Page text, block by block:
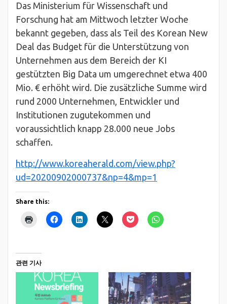
Das Ministerium für Wissenschaft und
Forschung hat am Mittwoch letzter Woche
bekannt gegeben, dass als Teil des Korean New
Deal das Budget für die Unterstützung von
Unternehmen aus dem Bereich der KI
gestützten Big Data um umgerechnet etwa 400
Mio. € erhöht wird. Die zusätzliche Summe wird
rund 2000 Unternehmen, Entwickler und
Institutionen zugutekommen und
voraussichtlich knapp 28.000 neue Jobs
schaffen.
http://www.koreaherald.com/view.php?
ud=20200902000737&np=4&mp=1
Share this:
관련 기사